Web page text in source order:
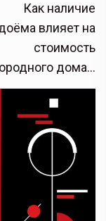
Как наличие
влияет на
стоимость
дома…